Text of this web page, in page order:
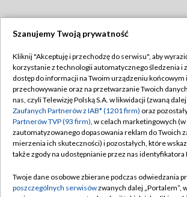
TVP
Abonament TVP
Emisja w TVP
Centrum informacji TVP
Naziemna Telewizja Cyfrowa
Rada Programowa
Regulamin TVP
Polityka prywatności
Moje zgody
Pomoc
Kontakt
Szanujemy Twoją prywatność
Kliknij "Akceptuję i przechodzę do serwisu", aby
korzystanie z technologii automatycznego śledzenia i
dostęp do informacji na Twoim urządzeniu końcowym
przechowywanie oraz na przetwarzanie Twoich
nas, czyli Telewizję Polską S.A. w likwidacji (zwaną
Zaufanych Partnerów z IAB* (1201 firm) oraz
Partnerów TVP (93 firm), w celach marketingowych
zautomatyzowanego dopasowania reklam do Twoich
mierzenia ich skuteczności) i pozostałych, które
także zgody na udostępnianie przez nas identyfikatora
Twoje dane osobowe zbierane podczas odwiedzania
poszczególnych serwisówzwanych dalej „Portalem”,